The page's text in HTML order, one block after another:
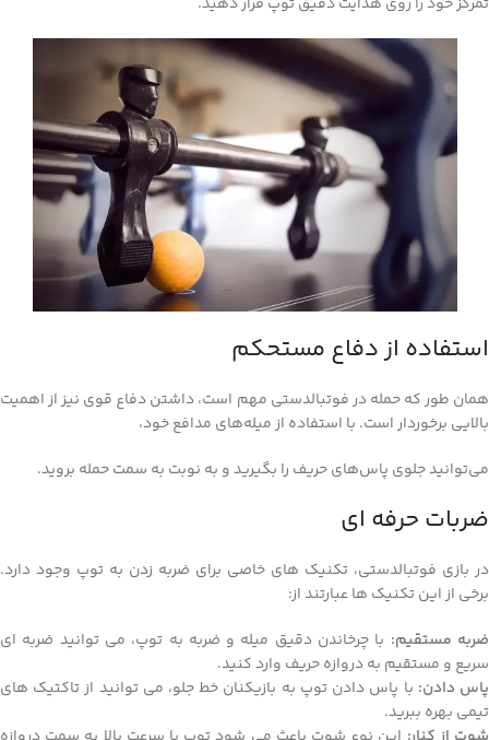
استفاده از دفاع مستحکم
همان‌ طور که حمله در فوتبالدستی مهم است، داشتن دفاع قوی نیز از اهمیت
بالایی برخوردار است. با استفاده از میله‌های مدافع خود،
می‌توانید جلوی پاس‌های حریف را بگیرید و به نوبت به سمت حمله بروید.
ضربات حرفه‌ ای
در بازی فوتبالدستی، تکنیک‌ های خاصی برای ضربه‌ زدن به توپ وجود دارد.
برخی از این تکنیک‌ ها عبارتند از:
ضربه مستقیم: با چرخاندن دقیق میله و ضربه به توپ، می‌ توانید ضربه‌ ای
سریع و مستقیم به دروازه حریف وارد کنید.
پاس دادن: با پاس دادن توپ به بازیکنان خط جلو، می‌ توانید از تاکتیک‌ های
تیمی بهره ببرید.